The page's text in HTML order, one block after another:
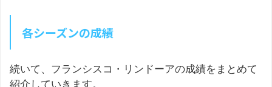
各シーズンの成績
続いて、フランシスコ・リンドーアの成績をまとめて
紹介していきます。